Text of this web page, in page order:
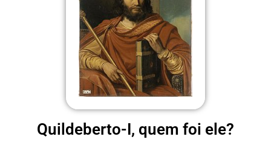
Quildeberto-I, quem foi ele?